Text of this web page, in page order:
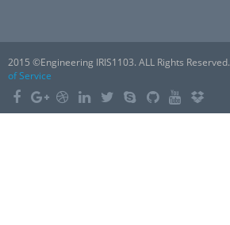
2015 ©Engineering IRIS1103. ALL Rights Reserved.
of Service